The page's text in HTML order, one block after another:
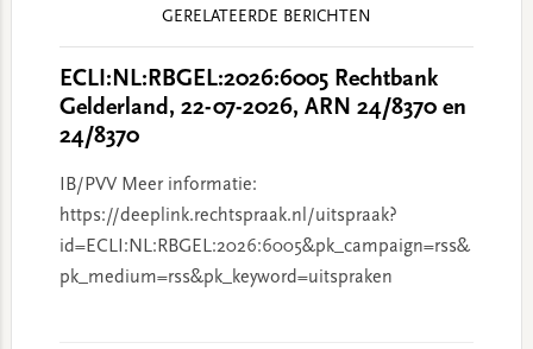
GERELATEERDE BERICHTEN
ECLI:NL:RBGEL:2026:6005 Rechtbank
Gelderland, 22-07-2026, ARN 24/8370 en
24/8370
IB/PVV Meer informatie:
https://deeplink.rechtspraak.nl/uitspraak?
id=ECLI:NL:RBGEL:2026:6005&pk_campaign=rss&
pk_medium=rss&pk_keyword=uitspraken